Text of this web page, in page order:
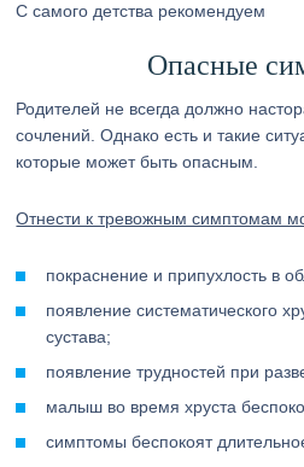
С самого детства рекомендуем
Опасные
Родителей не всегда должно
сочлений. Однако есть и такие
которые может быть опасным.
Отнести к тревожным симптомам
покраснение и припухлость в
появление систематического
сустава;
появление трудностей при
малыш во время хруста
симптомы беспокоят